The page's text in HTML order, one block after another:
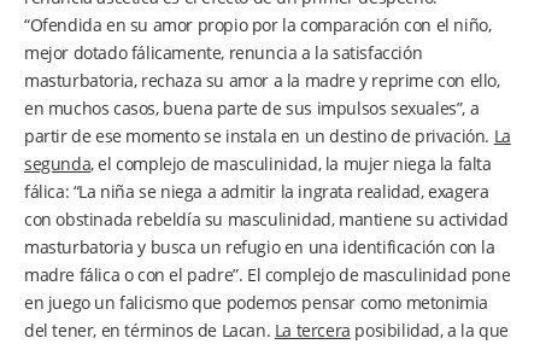
“Ofendida en su amor propio por la comparación con el niño,
mejor dotado fálicamente, renuncia a la satisfacción
masturbatoria, rechaza su amor a la madre y reprime con ello,
en muchos casos, buena parte de sus impulsos sexuales”, a
partir de ese momento se instala en un destino de privación. La
segunda, el complejo de masculinidad, la mujer niega la falta
fálica: “La niña se niega a admitir la ingrata realidad, exagera
con obstinada rebeldía su masculinidad, mantiene su actividad
masturbatoria y busca un refugio en una identificación con la
madre fálica o con el padre”. El complejo de masculinidad pone
en juego un falicismo que podemos pensar como metonimia
del tener, en términos de Lacan. La tercera posibilidad, a la que